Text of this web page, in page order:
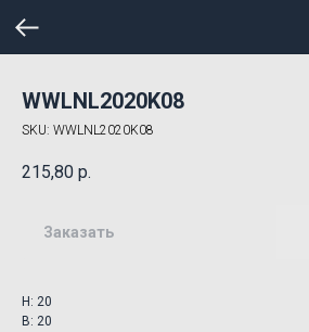
WWLNL2020K08
SKU: WWLNL2020K08
215,80 р.
Заказать
H: 20
B: 20